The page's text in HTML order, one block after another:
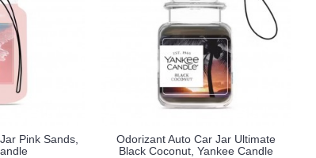
Pink Sands,
Odorizant Auto Car Jar Ultimate
Black Coconut, Yankee Candle